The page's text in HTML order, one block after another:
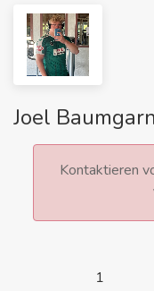
Joel Baumgarn
Kontaktieren
1